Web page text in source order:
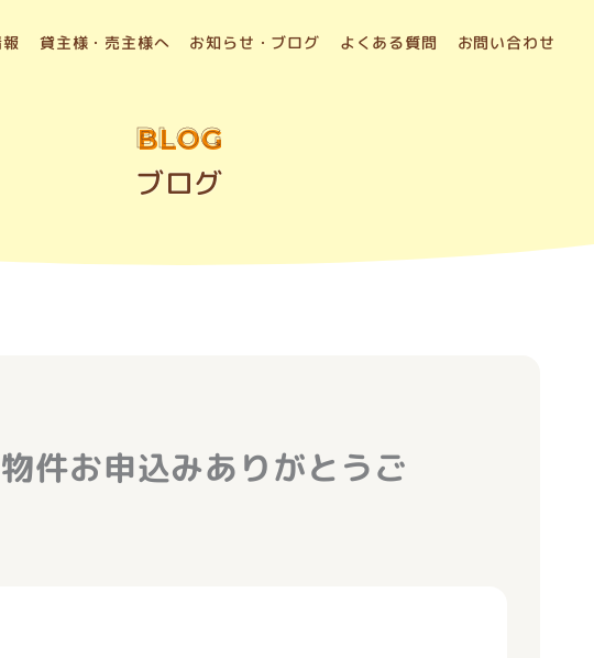
貸主様・売主様へ お知らせ・ブログ よくある質問 お問い合わせ
BLOG
ブログ
お申込みありがとうご